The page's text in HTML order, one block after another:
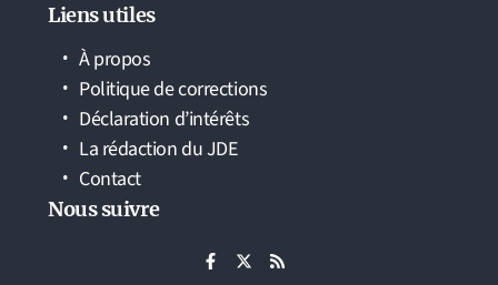
Liens utiles
À propos
Politique de corrections
Déclaration d’intérêts
La rédaction du JDE
Contact
Nous suivre